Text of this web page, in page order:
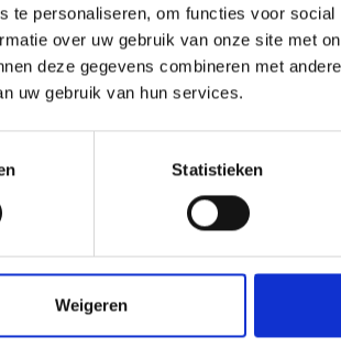
te personaliseren, om functies voor
over uw gebruik van onze site met
deze gegevens combineren met
uw gebruik van hun services.
Statistieken
Weigeren
Next